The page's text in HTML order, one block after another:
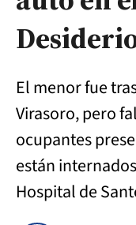
El menor fue
Virasoro, pero
ocupantes
están
Hospital de